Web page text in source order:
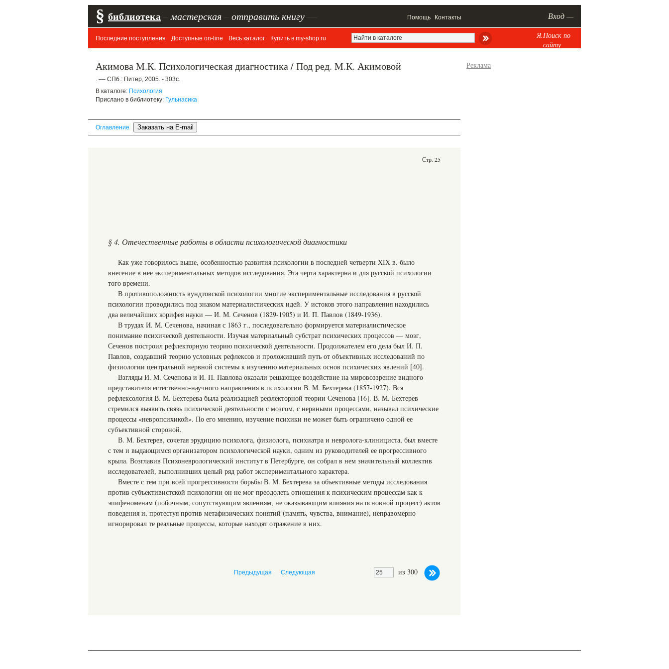
§ библиотека мастерская отправить книгу Помощь Контакты Вход —
Последние поступления Доступные on-line Весь каталог Купить в my-shop.ru
Я.Поиск по
сайту
Акимова М.К. Психологическая диагностика / Под ред. М.К. Акимовой
. –– СПб.: Питер, 2005. - 303с.
В каталоге: Психология
Прислано в библиотеку: Гульнасика
Оглавление
Стр. 25
§ 4. Отечественные работы в области психологической диагностики
Как уже говорилось выше, особенностью развития психологии в последней четверти XIX в. было
внесение в нее экспериментальных методов исследования. Эта черта характерна и для русской психологии
того времени.
В противоположность вундтовской психологии многие экспериментальные исследования в русской
психологии проводились под знаком материалистических идей. У истоков этого направления находились
два величайших корифея науки — И. М. Сеченов (1829-1905) и И. П. Павлов (1849-1936).
В трудах И. М. Сеченова, начиная с 1863 г., последовательно формируется материалистическое
понимание психической деятельности. Изучая материальный субстрат психических процессов — мозг,
Сеченов построил рефлекторную теорию психической деятельности. Продолжателем его дела был И. П.
Павлов, создавший теорию условных рефлексов и проложивший путь от объективных исследований по
физиологии центральной нервной системы к изучению материальных основ психических явлений [40].
Взгляды И. М. Сеченова и И. П. Павлова оказали решающее воздействие на мировоззрение видного
представителя естественно-научного направления в психологии В. М. Бехтерева (1857-1927). Вся
рефлексология В. М. Бехтерева была реализацией рефлекторной теории Сеченова [16]. В. М. Бехтерев
стремился выявить связь психической деятельности с мозгом, с нервными процессами, называл психические
процессы «невропсихикой». По его мнению, изучение психики не может быть ограничено одной ее
субъективной стороной.
В. М. Бехтерев, сочетая эрудицию психолога, физиолога, психиатра и невролога-клинициста, был вместе
с тем и выдающимся организатором психологической науки, одним из руководителей ее прогрессивного
крыла. Возглавив Психоневрологический институт в Петербурге, он собрал в нем значительный коллектив
исследователей, выполнивших целый ряд работ экспериментального характера.
Вместе с тем при всей прогрессивности борьбы В. М. Бехтерева за объективные методы исследования
против субъективистской психологии он не мог преодолеть отношения к психическим процессам как к
эпифеноменам (побочным, сопутствующим явлениям, не оказывающим влияния на основной процесс) актов
поведения и, протестуя против метафизических понятий (память, чувства, внимание), неправомерно
игнорировал те реальные процессы, которые находят отражение в них.
из 300
Предыдущая Следующая
Реклама